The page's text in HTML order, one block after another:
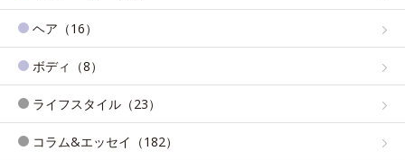
ヘア（16）
ボディ（8）
ライフスタイル（23）
コラム&エッセイ（182）